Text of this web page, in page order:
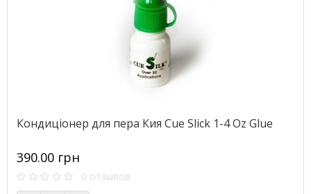
Кондиціонер для пера Кия Cue Slick 1-4 Oz Glue
390.00 грн
0 отзывов